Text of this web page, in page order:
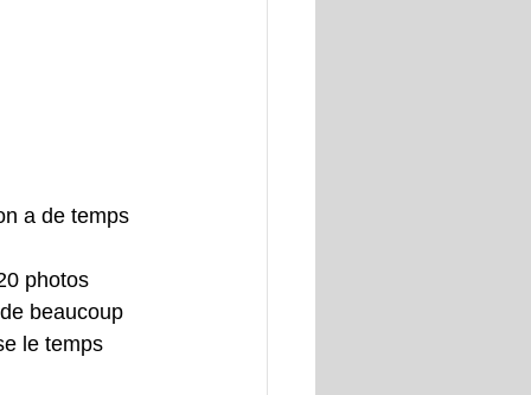
a de temps
photos
beaucoup
le temps